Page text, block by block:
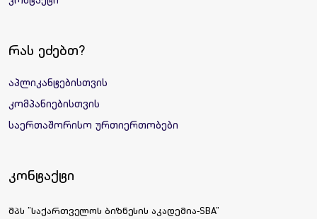
რას ეძებთ?
აპლიკანტებისთვის
კომპანიებისთვის
საერთაშორისო ურთიერთობები
კონტაქტი
შპს "საქართველოს ბიზნესის აკადემია-SBA"